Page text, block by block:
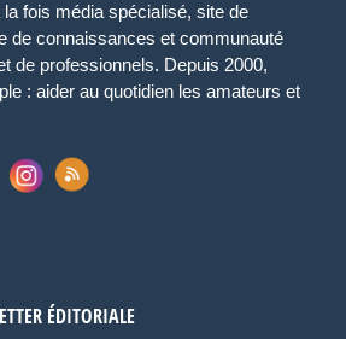
la fois média spécialisé, site de
de connaissances et communauté
de professionnels. Depuis 2000,
: aider au quotidien les amateurs et
ÉDITORIALE